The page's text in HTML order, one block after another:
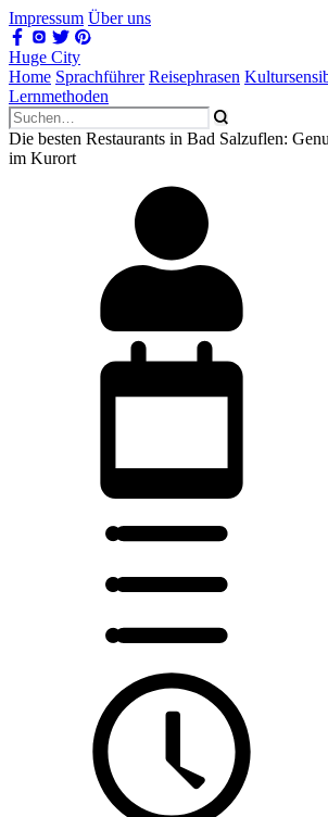
Impressum Über uns
Huge City
Home Sprachführer Reisephrasen
Lernmethoden
Die besten Restaurants in Bad Salzuflen:
im Kurort